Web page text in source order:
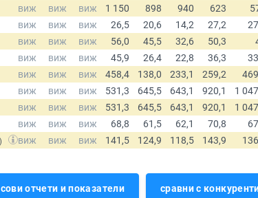
отчети и показатели сравни с